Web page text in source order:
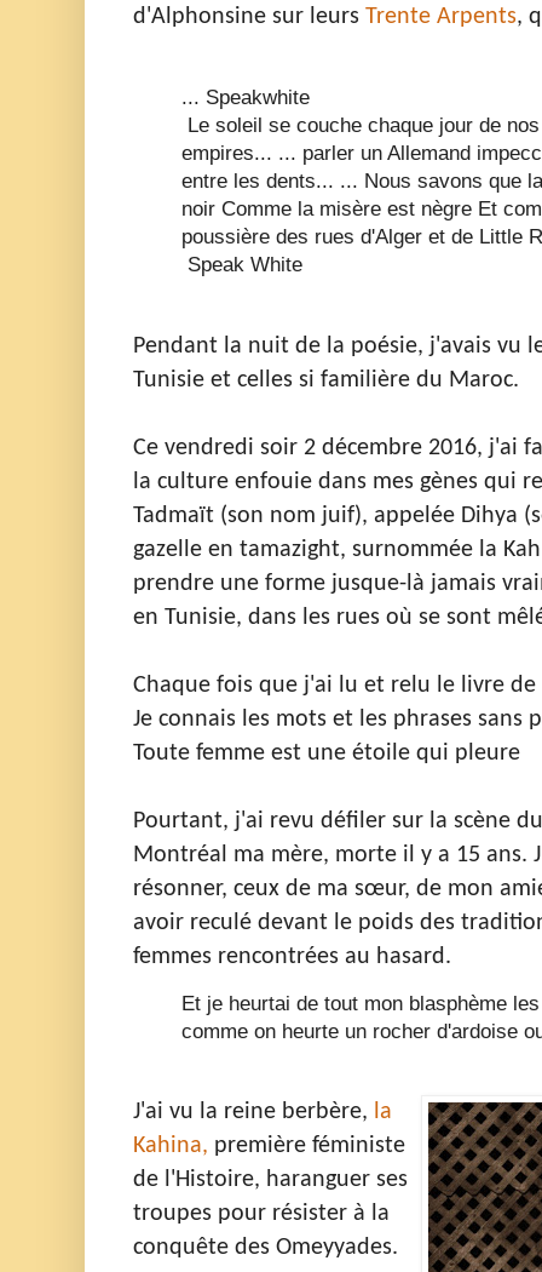
d'Alphonsine sur leurs Trente Arpents,
... Speakwhite
Le soleil se couche chaque jour de
empires... ... parler un Allemand
entre les dents... ... Nous savons que
noir Comme la misère est nègre Et
poussière des rues d'Alger et de Little
Speak White
Pendant la nuit de la poésie, j'avais vu
Tunisie et celles si familière du Maroc.
Ce vendredi soir 2 décembre 2016, j'ai
la culture enfouie dans mes gènes qui
Tadmaït (son nom juif), appelée Dihya
gazelle en tamazight, surnommée la
prendre une forme jusque-là jamais
en Tunisie, dans les rues où se sont
Chaque fois que j'ai lu et relu le livre
Je connais les mots et les phrases sans
Toute femme est une étoile qui pleure
Pourtant, j'ai revu défiler sur la scène
Montréal ma mère, morte il y a 15 ans.
résonner, ceux de ma sœur, de mon
avoir reculé devant le poids des
femmes rencontrées au hasard.
Et je heurtai de tout mon blasphème
comme on heurte un rocher d'ardoise
J'ai vu la reine berbère, la
Kahina, première féministe
de l'Histoire, haranguer ses
troupes pour résister à la
conquête des Omeyyades.